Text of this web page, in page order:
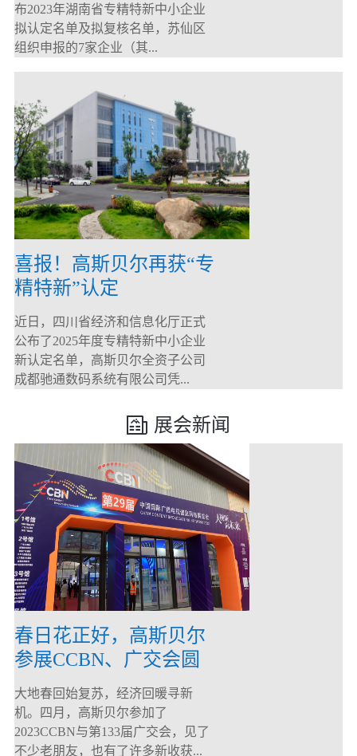
布2023年湖南省专精特新中小企业
拟认定名单及拟复核名单，苏仙区
组织申报的7家企业（其...
喜报！高斯贝尔再获“专
精特新”认定
近日，四川省经济和信息化厅正式
公布了2025年度专精特新中小企业
新认定名单，高斯贝尔全资子公司
成都驰通数码系统有限公司凭...
展会新闻
春日花正好，高斯贝尔
参展CCBN、广交会圆
满落幕！
大地春回始复苏，经济回暖寻新
机。四月，高斯贝尔参加了
2023CCBN与第133届广交会，见了
不少老朋友，也有了许多新收获...